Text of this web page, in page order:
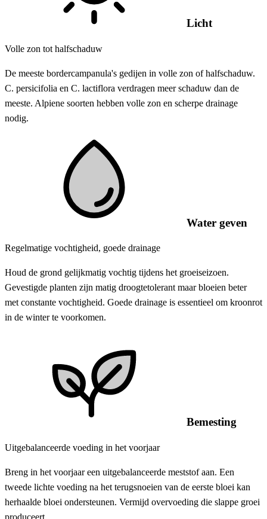
Licht
Volle zon tot halfschaduw
De meeste bordercampanula's gedijen in volle zon of halfschaduw.
C. persicifolia en C. lactiflora verdragen meer schaduw dan de
meeste. Alpiene soorten hebben volle zon en scherpe drainage
nodig.
Water geven
Regelmatige vochtigheid, goede drainage
Houd de grond gelijkmatig vochtig tijdens het groeiseizoen.
Gevestigde planten zijn matig droogtetolerant maar bloeien beter
met constante vochtigheid. Goede drainage is essentieel om kroonrot
in de winter te voorkomen.
Bemesting
Uitgebalanceerde voeding in het voorjaar
Breng in het voorjaar een uitgebalanceerde meststof aan. Een
tweede lichte voeding na het terugsnoeien van de eerste bloei kan
herhaalde bloei ondersteunen. Vermijd overvoeding die slappe groei
produceert.